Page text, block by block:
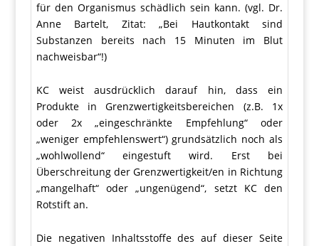
für den Organismus schädlich sein kann. (vgl. Dr.
Anne Bartelt, Zitat: „Bei Hautkontakt sind
Substanzen bereits nach 15 Minuten im Blut
nachweisbar“!)
KC weist ausdrücklich darauf hin, dass ein
Produkte in Grenzwertigkeitsbereichen (z.B. 1x
oder 2x „eingeschränkte Empfehlung“ oder
„weniger empfehlenswert“) grundsätzlich noch als
„wohlwollend“ eingestuft wird. Erst bei
Überschreitung der Grenzwertigkeit/en in Richtung
„mangelhaft“ oder „ungenügend“, setzt KC den
Rotstift an.
Die negativen Inhaltsstoffe des auf dieser Seite